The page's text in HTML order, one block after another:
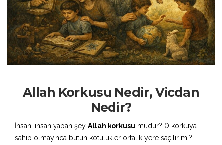
Allah Korkusu Nedir, Vicdan
Nedir?
İnsanı insan yapan şey Allah korkusu mudur? O korkuya
sahip olmayınca bütün kötülükler ortalık yere saçılır mı?